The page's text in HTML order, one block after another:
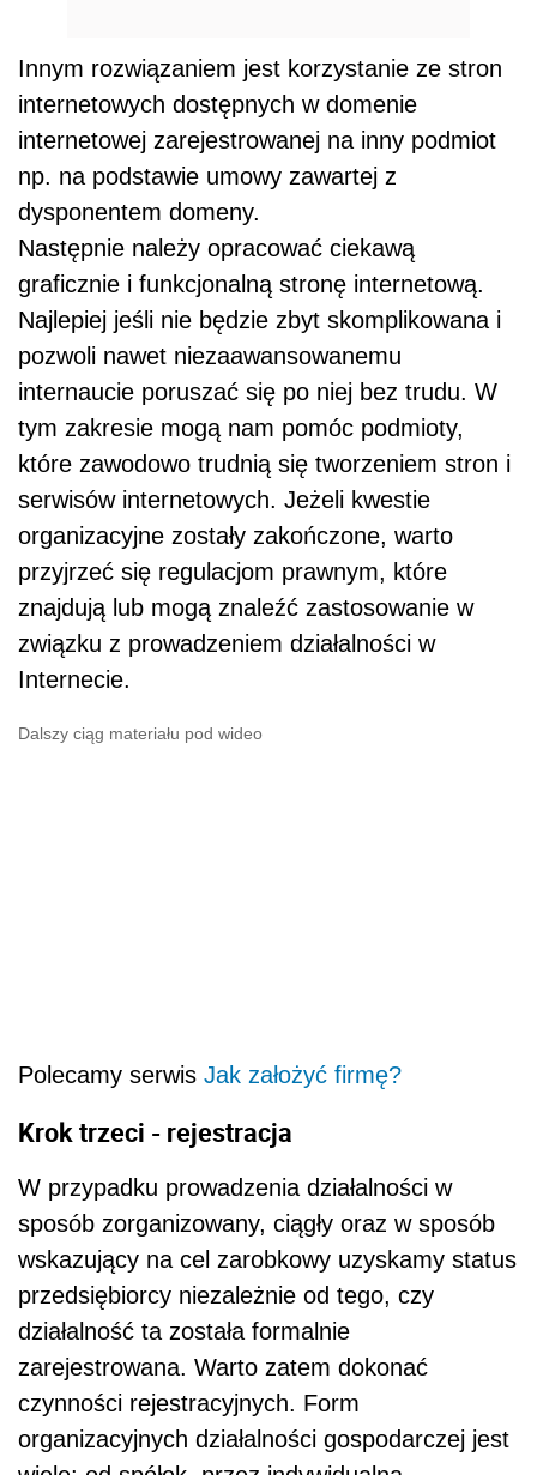
Innym rozwiązaniem jest korzystanie ze stron
internetowych dostępnych w domenie
internetowej zarejestrowanej na inny podmiot
np. na podstawie umowy zawartej z
dysponentem domeny.
Następnie należy opracować ciekawą
graficznie i funkcjonalną stronę internetową.
Najlepiej jeśli nie będzie zbyt skomplikowana i
pozwoli nawet niezaawansowanemu
internaucie poruszać się po niej bez trudu. W
tym zakresie mogą nam pomóc podmioty,
które zawodowo trudnią się tworzeniem stron i
serwisów internetowych. Jeżeli kwestie
organizacyjne zostały zakończone, warto
przyjrzeć się regulacjom prawnym, które
znajdują lub mogą znaleźć zastosowanie w
związku z prowadzeniem działalności w
Internecie.
Dalszy ciąg materiału pod wideo
Polecamy serwis Jak założyć firmę?
Krok trzeci - rejestracja
W przypadku prowadzenia działalności w
sposób zorganizowany, ciągły oraz w sposób
wskazujący na cel zarobkowy uzyskamy status
przedsiębiorcy niezależnie od tego, czy
działalność ta została formalnie
zarejestrowana. Warto zatem dokonać
czynności rejestracyjnych. Form
organizacyjnych działalności gospodarczej jest